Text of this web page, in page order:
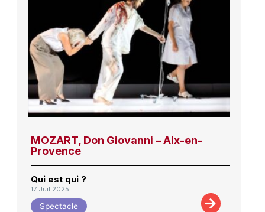
MOZART, Don Giovanni – Aix-en-
Provence
Qui est qui ?
17 Juil 2025
Spectacle